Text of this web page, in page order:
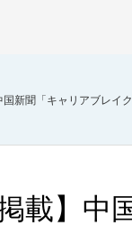
国新聞「キャリアブレイ
載】